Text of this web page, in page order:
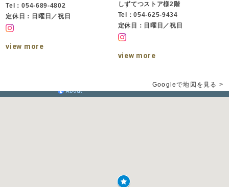
Tel：054-689-4802
定休日：日曜日／祝日
view more
しずてつストア様2階
Tel：054-625-9434
定休日：日曜日／祝日
view more
Googleで地図を見る >